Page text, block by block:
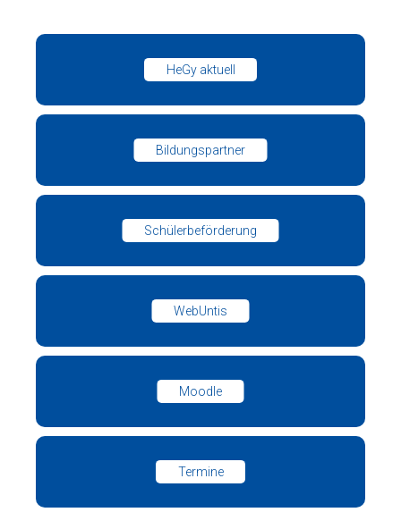
HeGy aktuell
Bildungspartner
Schülerbeförderung
WebUntis
Moodle
Termine